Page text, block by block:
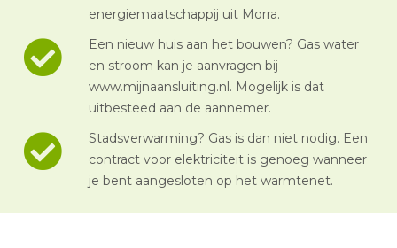
energiemaatschappij uit Morra.
Een nieuw huis aan het bouwen? Gas water
en stroom kan je aanvragen bij
www.mijnaansluiting.nl. Mogelijk is dat
uitbesteed aan de aannemer.
Stadsverwarming? Gas is dan niet nodig. Een
contract voor elektriciteit is genoeg wanneer
je bent aangesloten op het warmtenet.